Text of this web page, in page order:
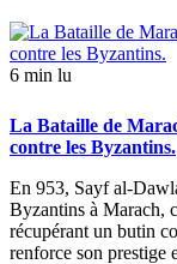
6 min lu
La Bataille de
contre les Byzantins.
En 953, Sayf al-
Byzantins à Marach,
récupérant un butin
renforce son prestige